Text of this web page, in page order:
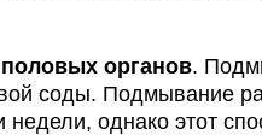
органов.
соды. Подмывание
недели, однако этот